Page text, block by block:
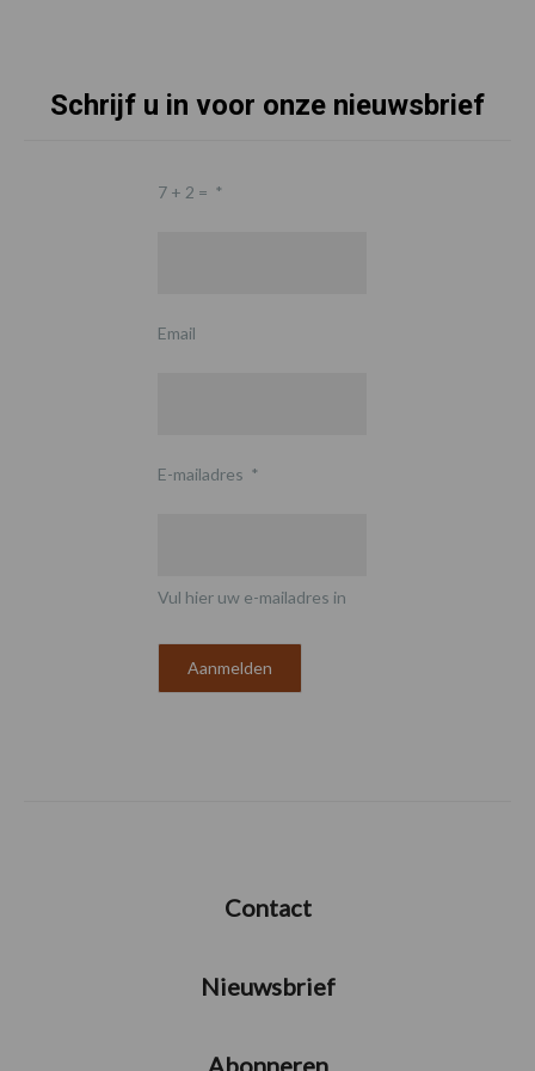
Schrijf u in voor onze nieuwsbrief
7 + 2 = *
Email
E-mailadres *
Vul hier uw e-mailadres in
Contact
Nieuwsbrief
Abonneren